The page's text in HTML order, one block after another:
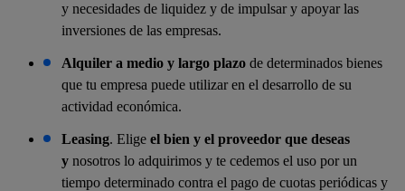
y necesidades de liquidez y de impulsar y apoyar las
inversiones de las empresas.
Alquiler a medio y largo plazo de determinados bienes
que tu empresa puede utilizar en el desarrollo de su
actividad económica.
Leasing. Elige el bien y el proveedor que deseas
y nosotros lo adquirimos y te cedemos el uso por un
tiempo determinado contra el pago de cuotas periódicas y